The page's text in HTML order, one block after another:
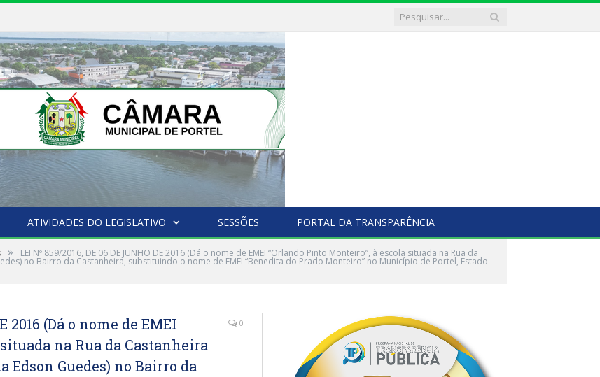
ATIVIDADES DO LEGISLATIVO SESSÕES PORTAL DA TRANSPARÊNCIA
» LEI Nº 859/2016, DE 06 DE JUNHO DE 2016 (Dá o nome de EMEI “Orlando Pinto Monteiro”, à escola situada na Rua da
no Bairro da Castanheira, substituindo o nome de EMEI “Benedita do Prado Monteiro” no Município de Portel, Estado
2016 (Dá o nome de EMEI
na Rua da Castanheira
Edson Guedes) no Bairro da
0